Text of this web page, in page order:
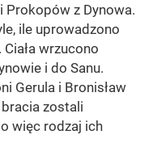
Prokopów z Dynowa.
ile uprowadzono
wrzucono
i do Sanu.
Gerula i Bronisław
bracia zostali
więc rodzaj ich